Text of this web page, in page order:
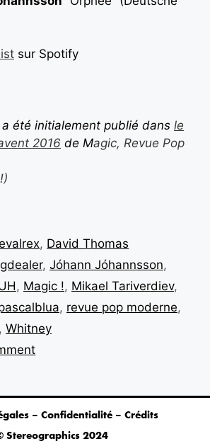
sur Spotify
été initialement publié dans le
2016 de Magic, Revue Pop
, David Thomas
, Jóhann Jóhannsson,
, Magic !, Mikael Tariverdiev,
, revue pop moderne,
, Whitney
– Confidentialité – Crédits
Stereographics 2024